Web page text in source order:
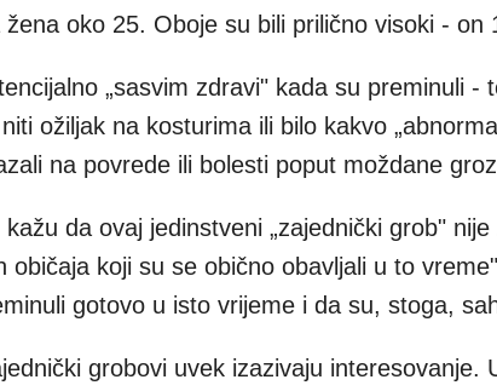
žena oko 25. Oboje su bili prilično visoki - on
„sasvim zdravi" kada su preminuli -
ožiljak na kosturima ili bilo kakvo
na povrede ili bolesti poput moždane
da ovaj jedinstveni „zajednički grob"
običaja koji su se obično obavljali u to
gotovo u isto vrijeme i da su, stoga,
grobovi uvek izazivaju interesovanje.